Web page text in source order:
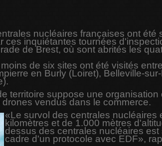
nucléaires françaises ont
inquiétantes tournées
de Brest, où sont abrités les
de six sites ont été visités
en Burly (Loiret), Belleville-
territoire suppose une
vendus dans le commerce.
«Le survol des centrales nucléaires
kilomètres et de 1.000 mètres
dessus des centrales nucléaires
cadre d'un protocole avec EDF»,